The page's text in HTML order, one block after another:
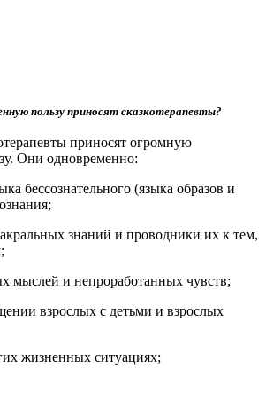
пользу приносят сказкотерапевты?
приносят огромную
Они одновременно:
бессознательного (языка образов и
знаний и проводники их к тем,
мыслей и непроработанных чувств;
взрослых с детьми и взрослых
жизненных ситуациях;